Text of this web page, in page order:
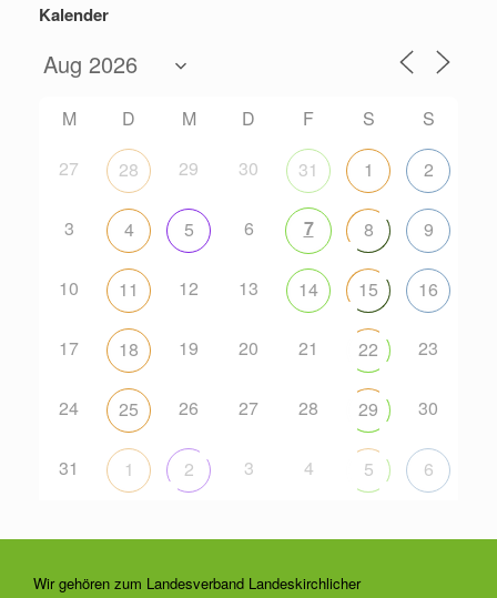
Kalender
M D M D F S
S
27
28 29 30 31 1 2
3 4 5 6 7 8 9
10 11 12 13 14 15 16
17 18 19 20 21 22 23
24 25 26 27 28 29 30
31 1 2 3 4 5 6
Wir gehören zum Landesverband Landeskirchlicher